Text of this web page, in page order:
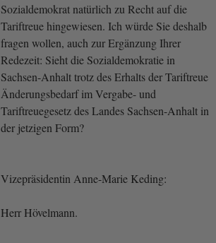
Sozialdemokrat natürlich zu Recht auf die
Tariftreue hingewiesen. Ich würde Sie deshalb
fragen wollen, auch zur Ergänzung Ihrer
Redezeit: Sieht die Sozialdemokratie in
Sachsen-Anhalt trotz des Erhalts der Tariftreue
Änderungsbedarf im Vergabe- und
Tariftreuegesetz des Landes Sachsen-Anhalt in
der jetzigen Form?
Vizepräsidentin Anne-Marie Keding:
Herr Hövelmann.